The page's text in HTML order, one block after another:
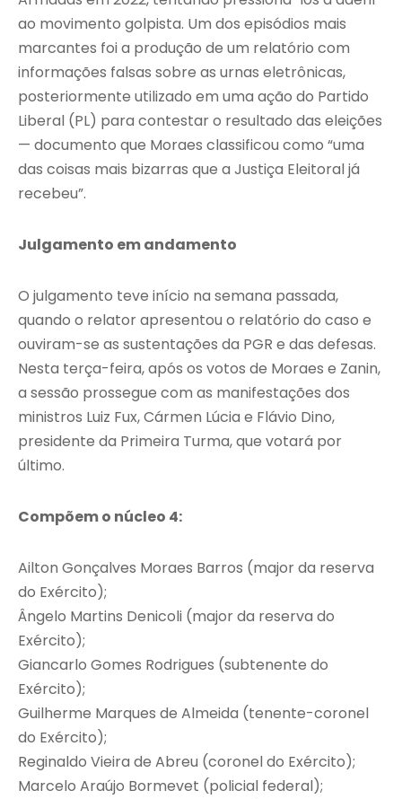
ao movimento golpista. Um dos episódios mais
marcantes foi a produção de um relatório com
informações falsas sobre as urnas eletrônicas,
posteriormente utilizado em uma ação do Partido
Liberal (PL) para contestar o resultado das eleições
— documento que Moraes classificou como “uma
das coisas mais bizarras que a Justiça Eleitoral já
recebeu”.
Julgamento em andamento
O julgamento teve início na semana passada,
quando o relator apresentou o relatório do caso e
ouviram-se as sustentações da PGR e das defesas.
Nesta terça-feira, após os votos de Moraes e Zanin,
a sessão prossegue com as manifestações dos
ministros Luiz Fux, Cármen Lúcia e Flávio Dino,
presidente da Primeira Turma, que votará por
último.
Compõem o núcleo 4:
Ailton Gonçalves Moraes Barros (major da reserva
do Exército);
Ângelo Martins Denicoli (major da reserva do
Exército);
Giancarlo Gomes Rodrigues (subtenente do
Exército);
Guilherme Marques de Almeida (tenente-coronel
do Exército);
Reginaldo Vieira de Abreu (coronel do Exército);
Marcelo Araújo Bormevet (policial federal);